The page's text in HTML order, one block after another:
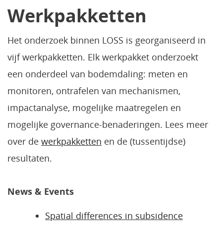
Werkpakketten
Het onderzoek binnen LOSS is georganiseerd in
vijf werkpakketten. Elk werkpakket onderzoekt
een onderdeel van bodemdaling: meten en
monitoren, ontrafelen van mechanismen,
impactanalyse, mogelijke maatregelen en
mogelijke governance-benaderingen. Lees meer
over de werkpakketten en de (tussentijdse)
resultaten.
News & Events
Spatial differences in subsidence